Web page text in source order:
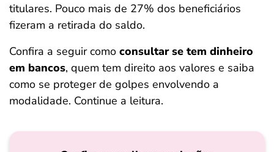
titulares. Pouco mais de 27% dos beneficiários
fizeram a retirada do saldo.
Confira a seguir como consultar se tem dinheiro
em bancos, quem tem direito aos valores e saiba
como se proteger de golpes envolvendo a
modalidade. Continue a leitura.